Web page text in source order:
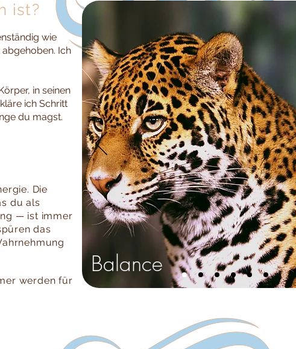
ist?​
wie
abgehoben. Ich
in seinen
ich Schritt
du magst.
Die
du als
— ist immer
das
werden für
Balance